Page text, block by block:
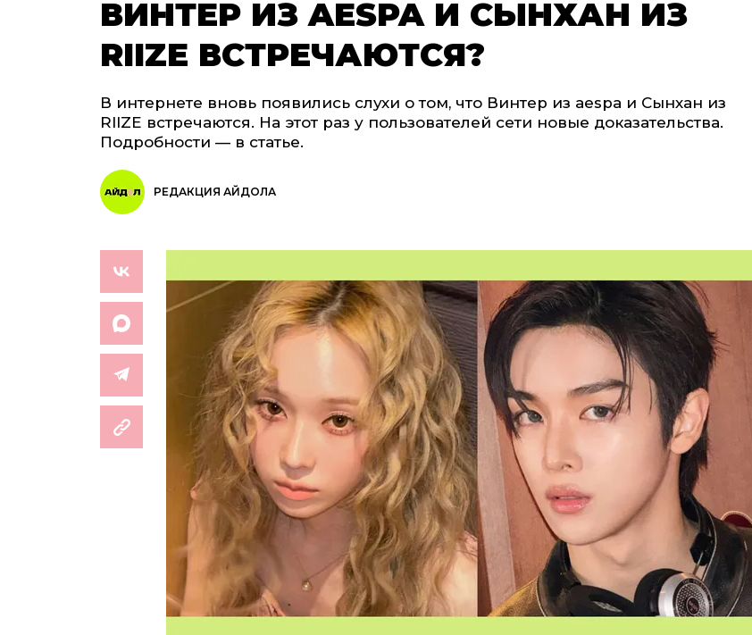
ВИНТЕР ИЗ AESPA И СЫНХАН ИЗ
RIIZE ВСТРЕЧАЮТСЯ?
В интернете вновь появились слухи о том, что Винтер из aespa и Сынхан из
RIIZE встречаются. На этот раз у пользователей сети новые доказательства.
Подробности — в статье.
РЕДАКЦИЯ АЙДОЛА